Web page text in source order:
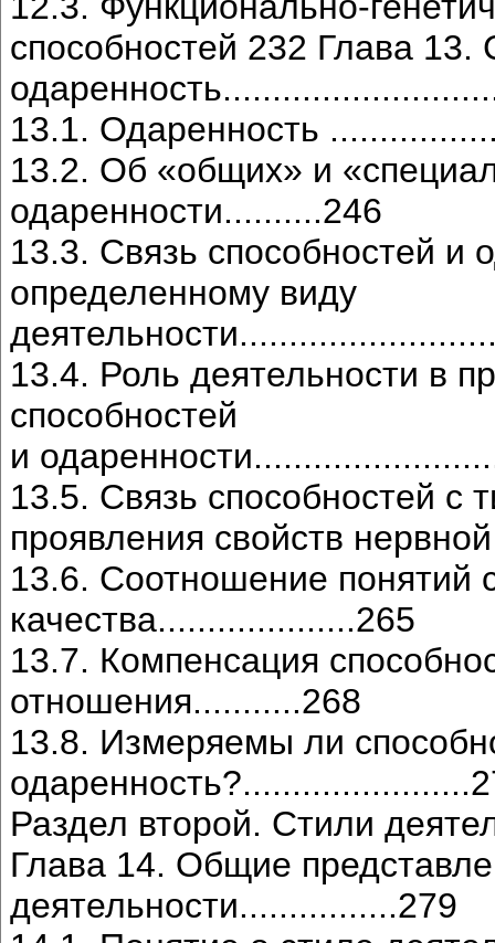
способностей 232 Глава 13.
13.1. Одаренность
13.2. Об «общих» и
одаренности..........246
13.3. Связь способностей и
определенному виду
13.4. Роль деятельности в
способностей
и
13.5. Связь способностей с
проявления свойств
13.6. Соотношение понятий
качества....................265
13.7. Компенсация
отношения...........268
13.8. Измеряемы ли
Раздел второй. Стили
Глава 14. Общие
деятельности................279